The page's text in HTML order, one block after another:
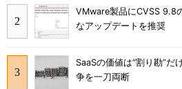
VMware製品にCVSS
なアップデートを推奨
SaaSの価値は“割り勘”
争を一刀両断